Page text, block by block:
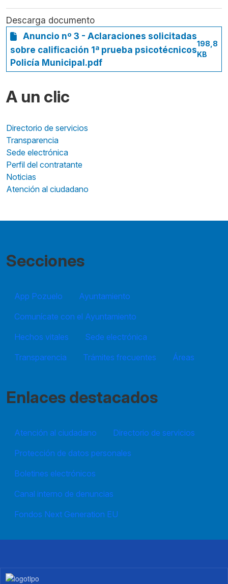
Descarga documento
Anuncio nº 3 - Aclaraciones solicitadas
sobre calificación 1ª prueba psicotécnicos
Policía Municipal.pdf
198,8
KB
A un clic
Directorio de servicios
Transparencia
Sede electrónica
Perfil del contratante
Noticias
Atención al ciudadano
Secciones
App Pozuelo
Ayuntamiento
Comunícate con el Ayuntamiento
Hechos vitales
Sede electrónica
Transparencia
Trámites frecuentes Áreas
Enlaces destacados
Atención al ciudadano
Directorio de servicios
Protección de datos personales
Boletines electrónicos
Canal interno de denuncias
Fondos Next Generation EU
Imagen